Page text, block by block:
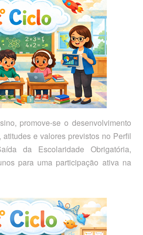
promove-se o desenvolvimento
atitudes e valores previstos no Perfil
da Escolaridade Obrigatória,
para uma participação ativa na